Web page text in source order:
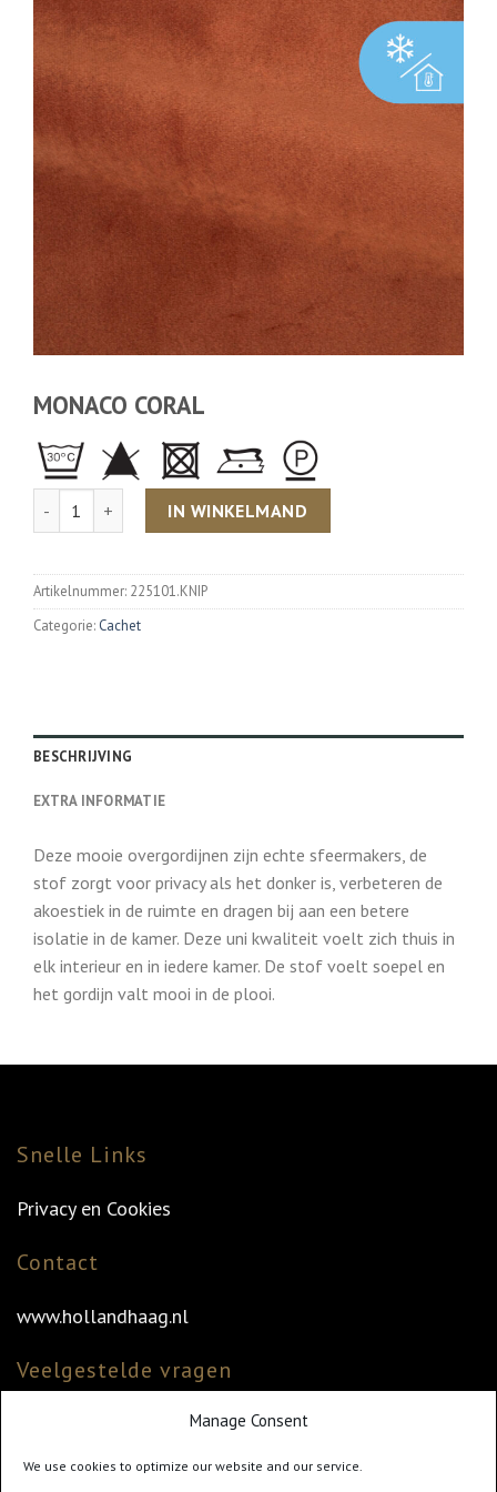
Manage Consent
We use cookies to optimize our website and our service.
MONACO CORAL
Aantal IN WINKELMAND
Artikelnummer: 225101.KNIP
Categorie: Cachet
BESCHRIJVING
EXTRA INFORMATIE
Deze mooie overgordijnen zijn echte sfeermakers, de
stof zorgt voor privacy als het donker is, verbeteren de
akoestiek in de ruimte en dragen bij aan een betere
isolatie in de kamer. Deze uni kwaliteit voelt zich thuis in
elk interieur en in iedere kamer. De stof voelt soepel en
het gordijn valt mooi in de plooi.
Snelle Links
Privacy en Cookies
Contact
www.hollandhaag.nl
Veelgestelde vragen
Veelgestelde vragen